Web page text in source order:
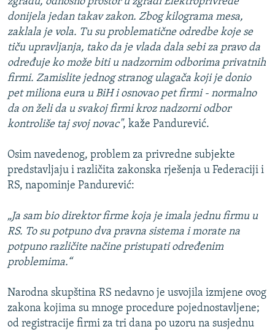
donijela jedan takav zakon. Zbog kilograma mesa,
zaklala je vola. Tu su problematične odredbe koje se
tiču upravljanja, tako da je vlada dala sebi za pravo da
određuje ko može biti u nadzornim odborima privatnih
firmi. Zamislite jednog stranog ulagača koji je donio
pet miliona eura u BiH i osnovao pet firmi - normalno
da on želi da u svakoj firmi kroz nadzorni odbor
kontroliše taj svoj novac", kaže Pandurević.
Osim navedenog, problem za privredne subjekte
predstavljaju i različita zakonska rješenja u Federaciji i
RS, napominje Pandurević:
„Ja sam bio direktor firme koja je imala jednu firmu u
RS. To su potpuno dva pravna sistema i morate na
potpuno različite načine pristupati određenim
problemima.“
Narodna skupština RS nedavno je usvojila izmjene ovog
zakona kojima su mnoge procedure pojednostavljene;
od registracije firmi za tri dana po uzoru na susjednu